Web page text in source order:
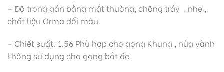
– Độ trong gần bằng mắt thường, chông trầy , nhẹ ,
chất liệu Orma đổi màu.
– Chiết suất: 1.56 Phù hợp cho gọng Khung , nửa vành
không sử dụng cho gọng bắt ốc.